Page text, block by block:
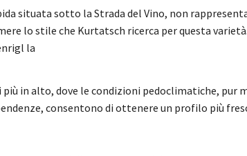
situata sotto la Strada del Vino, non
lo stile che Kurtatsch ricerca per questa
la
più in alto, dove le condizioni pedoclimatiche, pur
consentono di ottenere un profilo più